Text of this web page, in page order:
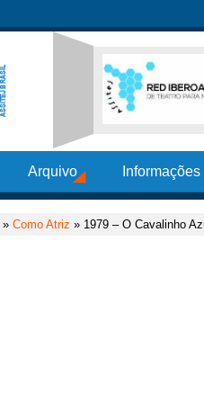
Arquivo
» Como Atriz » 1979 – O Cavalinho